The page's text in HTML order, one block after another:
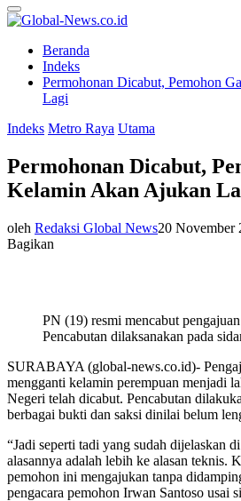
Primary
Menu
Beranda
Indeks
Permohonan Dicabut, Pemohon
Lagi
Indeks Metro Raya Utama
Permohonan Dicabut,
Kelamin Akan Ajukan
oleh Redaksi Global News20 November
Bagikan
PN (19) resmi mencabut
Pencabutan dilaksanakan pada
SURABAYA (global-news.co.id)-
mengganti kelamin perempuan menjadi
Negeri telah dicabut. Pencabutan
berbagai bukti dan saksi dinilai belum
“Jadi seperti tadi yang sudah dijelaskan
alasannya adalah lebih ke alasan teknis.
pemohon ini mengajukan tanpa
pengacara pemohon Irwan Santoso usai